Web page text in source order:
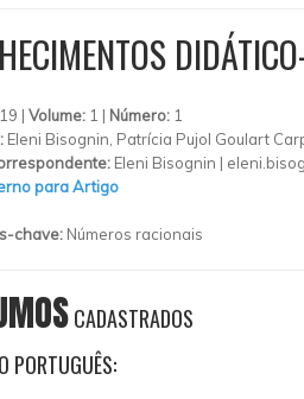
| Volume: 1 | Número: 1
Eleni Bisognin, Patrícia Pujol Goulart
Eleni Bisognin |
para Artigo
chave: Números racionais
CADASTRADOS
PORTUGUÊS: